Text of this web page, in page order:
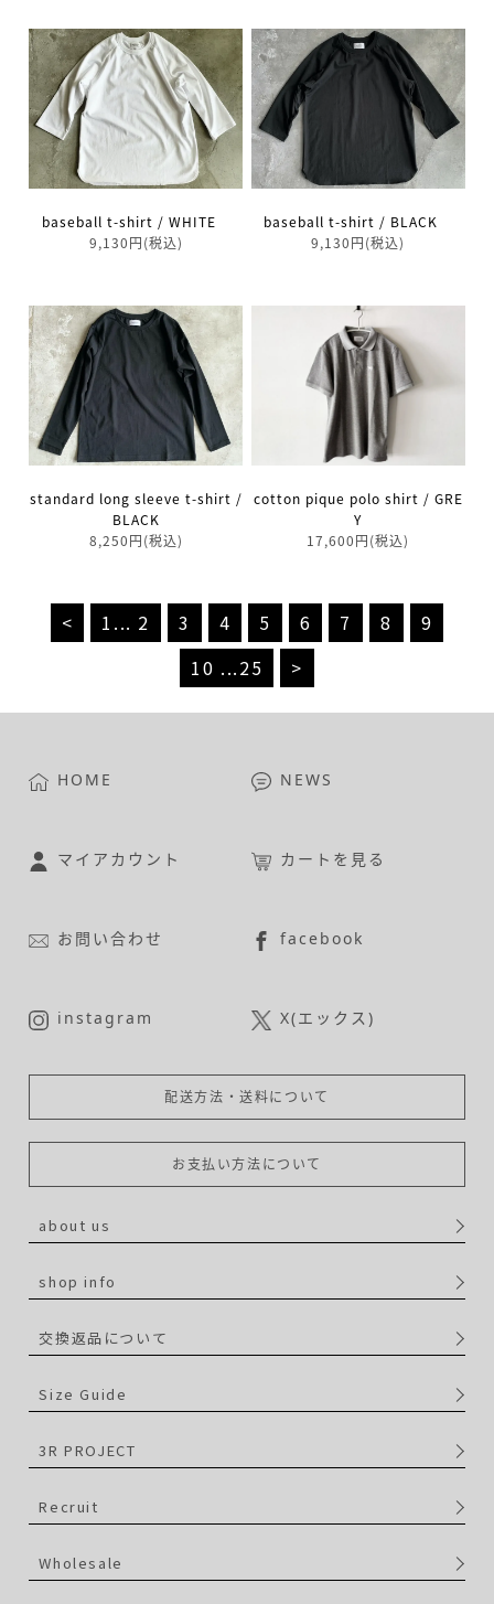
baseball t-shirt / WHITE
9,130円(税込)
baseball t-shirt / BLACK
9,130円(税込)
standard long sleeve t-shirt /
BLACK
8,250円(税込)
cotton pique polo shirt / GRE
Y
17,600円(税込)
< 1 ... 2 3 4 5 6 7 8
9
10 ...25 >
HOME NEWS
マイアカウント カートを見る
お問い合わせ facebook
instagram X(エックス)
配送方法・送料について
お支払い方法について
about us
shop info
交換返品について
Size Guide
3R PROJECT
Recruit
Wholesale